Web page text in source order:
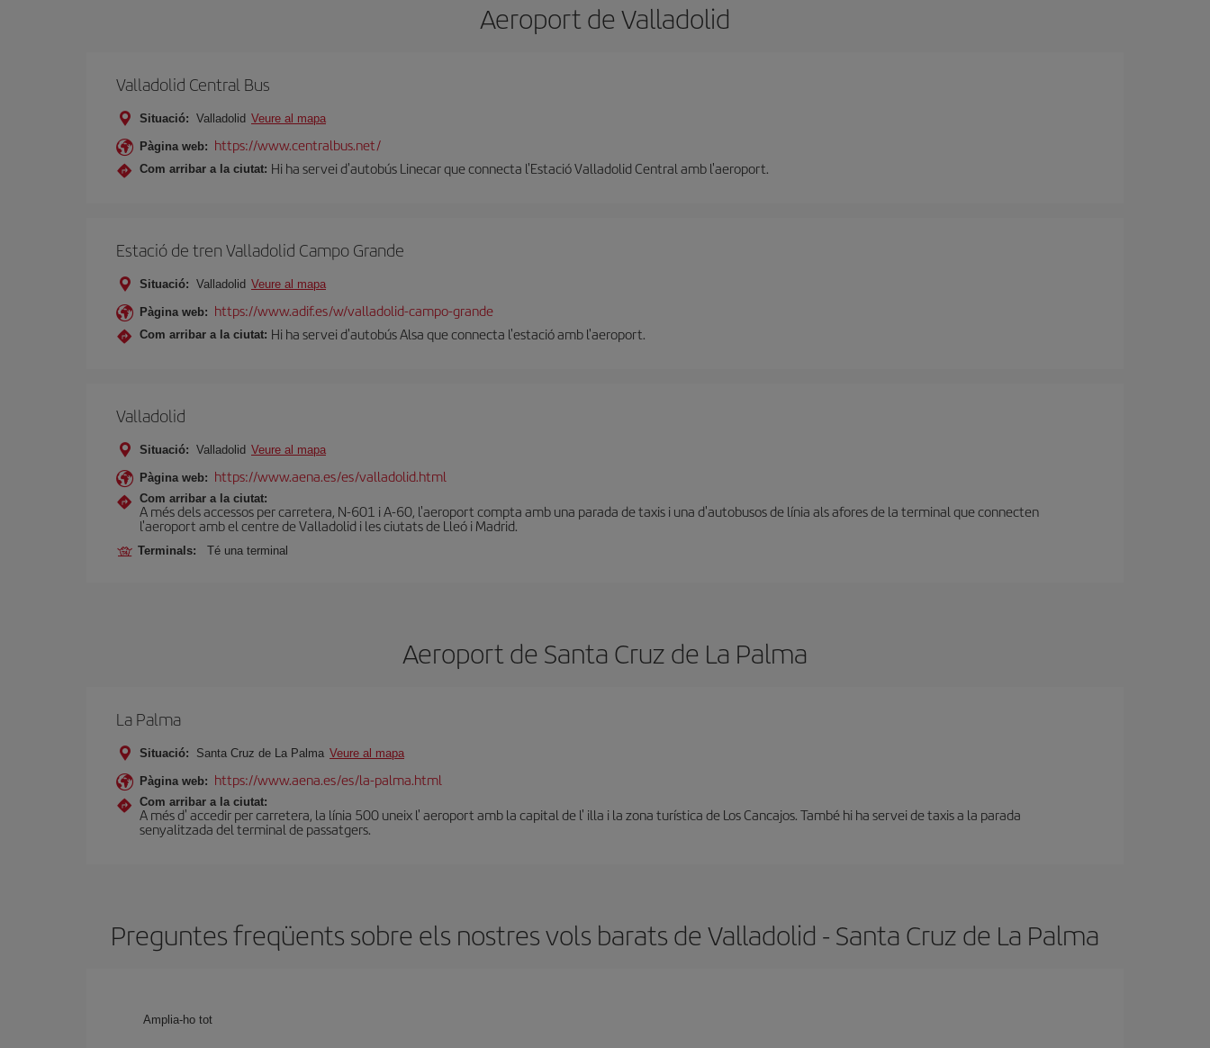
Aeroport de Valladolid
Valladolid Central Bus
Situació: Valladolid Veure al mapa
Pàgina web: https://www.centralbus.net/
Com arribar a la ciutat: Hi ha servei d'autobús Linecar que connecta l'Estació Valladolid Central amb l'aeroport.
Estació de tren Valladolid Campo Grande
Situació: Valladolid Veure al mapa
Pàgina web: https://www.adif.es/w/valladolid-campo-grande
Com arribar a la ciutat: Hi ha servei d'autobús Alsa que connecta l'estació amb l'aeroport.
Valladolid
Situació: Valladolid Veure al mapa
Pàgina web: https://www.aena.es/es/valladolid.html
Com arribar a la ciutat:
A més dels accessos per carretera, N-601 i A-60, l'aeroport compta amb una parada de taxis i una d'autobusos de línia als afores de la terminal que connecten
l'aeroport amb el centre de Valladolid i les ciutats de Lleó i Madrid.
Terminals: Té una terminal
Aeroport de Santa Cruz de La Palma
La Palma
Situació: Santa Cruz de La Palma Veure al mapa
Pàgina web: https://www.aena.es/es/la-palma.html
Com arribar a la ciutat:
A més d' accedir per carretera, la línia 500 uneix l' aeroport amb la capital de l' illa i la zona turística de Los Cancajos. També hi ha servei de taxis a la parada
senyalitzada del terminal de passatgers.
Preguntes freqüents sobre els nostres vols barats de Valladolid - Santa Cruz de La Palma
Amplia-ho tot